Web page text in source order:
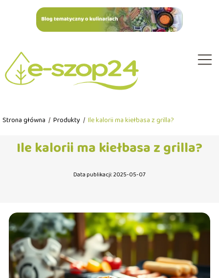
Strona główna / Produkty / Ile kalorii ma kiełbasa z grilla?
Ile kalorii ma kiełbasa z grilla?
Data publikacji: 2025-05-07